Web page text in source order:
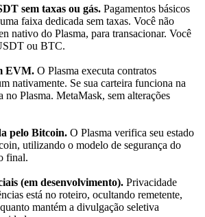
sem taxas ou gás. Pagamentos básicos
faixa dedicada sem taxas. Você não
nativo do Plasma, para transacionar. Você
ou BTC.
EVM. O Plasma executa contratos
nativamente. Se sua carteira funciona na
no Plasma. MetaMask, sem alterações
pelo Bitcoin. O Plasma verifica seu estado
utilizando o modelo de segurança do
final.
(em desenvolvimento). Privacidade
está no roteiro, ocultando remetente,
mantém a divulgação seletiva